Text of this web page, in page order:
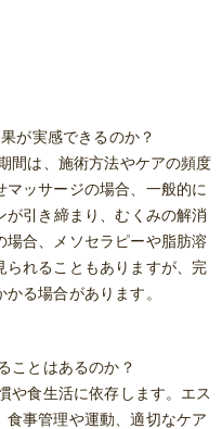
が実感できるのか？
間は、施術方法やケアの頻度
ッサージの場合、一般的に
が引き締まり、むくみの解消
場合、メソセラピーや脂肪溶
られることもありますが、完
る場合があります。
ことはあるのか？
や食生活に依存します。エス
食事管理や運動、適切なケア